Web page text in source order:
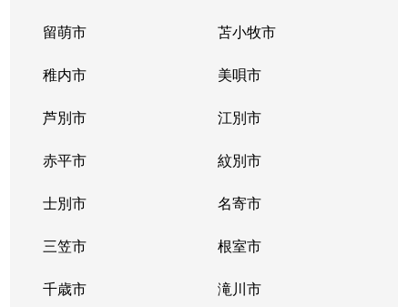
留萌市 苫小牧市
稚内市 美唄市
芦別市 江別市
赤平市 紋別市
士別市 名寄市
三笠市 根室市
千歳市 滝川市